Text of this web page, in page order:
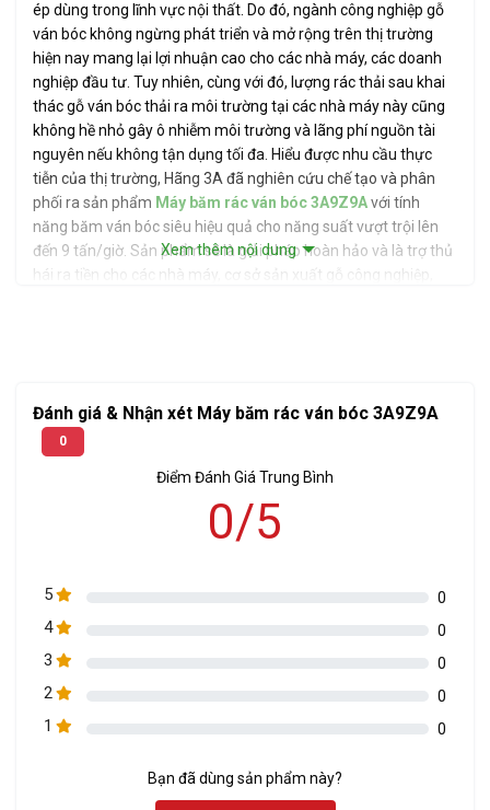
ép dùng trong lĩnh vực nội thất. Do đó, ngành công nghiệp gỗ
ván bóc không ngừng phát triển và mở rộng trên thị trường
hiện nay mang lại lợi nhuận cao cho các nhà máy, các doanh
nghiệp đầu tư. Tuy nhiên, cùng với đó, lượng rác thải sau khai
thác gỗ ván bóc thải ra môi trường tại các nhà máy này cũng
không hề nhỏ gây ô nhiễm môi trường và lãng phí nguồn tài
nguyên nếu không tận dụng tối đa. Hiểu được nhu cầu thực
tiễn của thị trường, Hãng 3A đã nghiên cứu chế tạo và phân
phối ra sản phẩm Máy băm rác ván bóc 3A9Z9Avới tính
năng băm ván bóc siêu hiệu quả cho năng suất vượt trội lên
đến 9 tấn/giờ. Sản phẩm sẽ là giải pháp hoàn hảo và là trợ thủ
hái ra tiền cho các nhà máy, cơ sở sản xuất gỗ công nghiệp,
Xem thêm nội dung
Đánh giá & Nhận xét Máy băm rác ván bóc 3A9Z9A
0
Điểm Đánh Giá Trung Bình
0/5
5 0
4 0
3 0
2 0
1 0
Bạn đã dùng sản phẩm này?